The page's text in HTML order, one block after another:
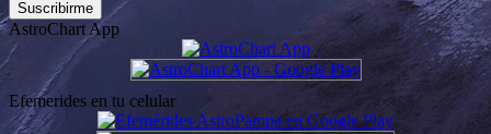
AstroChart App
Efemerides en tu celular